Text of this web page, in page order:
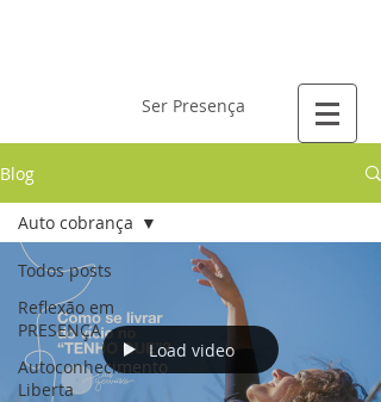
Ser Presença
Blog
Todos posts
Reflexão em
PRESENÇA
Autoconhecimento
Liberta
Auto cobrança
Load video